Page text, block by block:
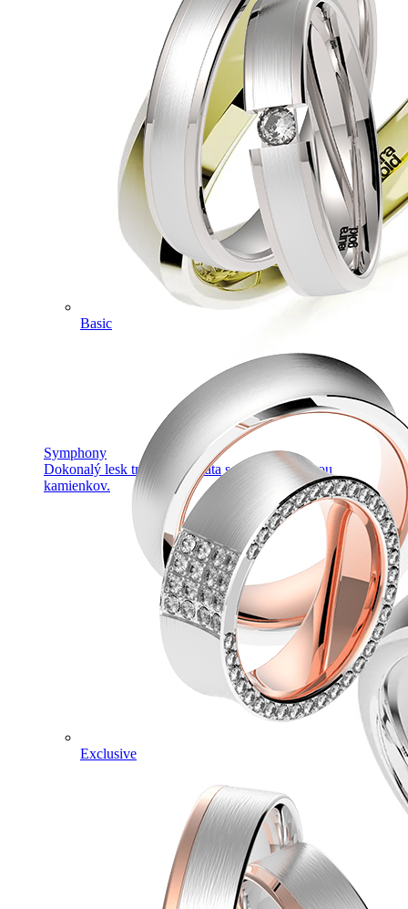
Symphony
Dokonalý lesk tradičného zlata s decentnou iskrou
kamienkov.
Basic
Exclusive